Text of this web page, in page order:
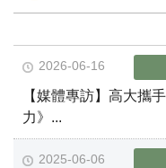
2026-06-16
【媒體專訪】高大攜
力》...
2025-06-06